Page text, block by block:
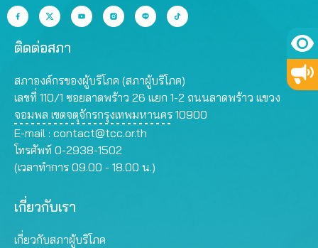
ติดต่อสภา
สภาองค์กรของผู้บริโภค (สภาผู้บริโภค)
เลขที่ 110/1 ซอยลาดพร้าว 26 แยก 1-2 ถนนลาดพร้าว แขวง
จอมพล เขตจตุจักรกรุงเทพมหานคร 10900
E-mail : contact@tcc.or.th
โทรศัพท์ 0-2938-1502
(เวลาทำการ 09.00 - 18.00 น.)
เกี่ยวกับเรา
เกี่ยวกับสภาผู้บริโภค